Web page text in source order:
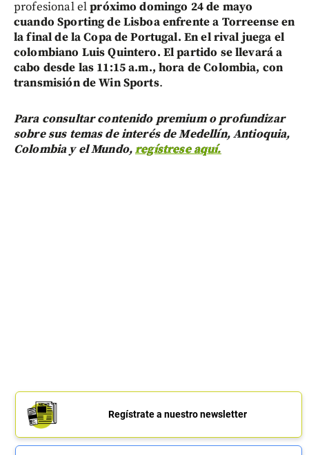
profesional elpróximo domingo 24 de mayo
cuando Sporting de Lisboa enfrente a Torreense en
la final de la Copa de Portugal. En el rival juega el
colombiano Luis Quintero. El partido se llevará a
cabo desde las 11:15 a.m., hora de Colombia, con
transmisión de Win Sports.
Para consultar contenido premium o profundizar
sobre sus temas de interés de Medellín, Antioquia,
Colombia y el Mundo,regístrese aquí.
Regístrate a nuestro newsletter